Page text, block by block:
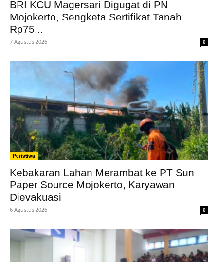
BRI KCU Magersari Digugat di PN
Mojokerto, Sengketa Sertifikat Tanah
Rp75...
7 Agustus 2026 0
Peristiwa
Kebakaran Lahan Merambat ke PT Sun
Paper Source Mojokerto, Karyawan
Dievakuasi
6 Agustus 2026 0